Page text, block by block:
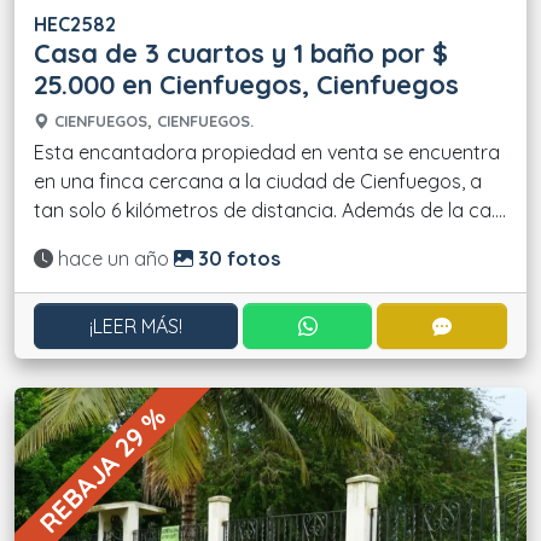
HEC2582
Casa de 3 cuartos y 1 baño por $
25.000 en Cienfuegos, Cienfuegos
CIENFUEGOS, CIENFUEGOS.
Esta encantadora propiedad en venta se encuentra
en una finca cercana a la ciudad de Cienfuegos, a
tan solo 6 kilómetros de distancia. Además de la ca....
Actualizado:
hace un año 30 fotos
¡LEER MÁS! CONTACTAR POR
REBAJA 29 %